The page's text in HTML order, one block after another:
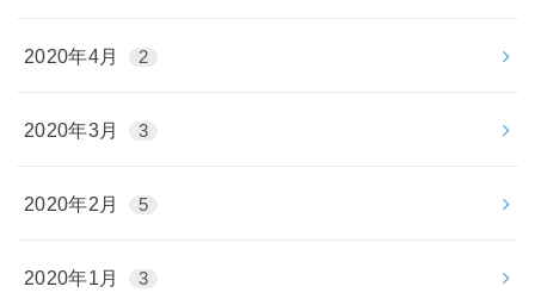
2020年4月 2
2020年3月 3
2020年2月 5
2020年1月 3